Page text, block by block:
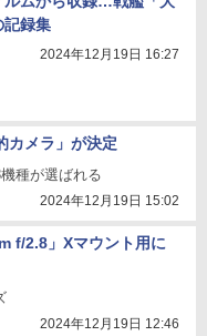
記録集
2024年12月19日 16:27
カメラ」が決定
種が選ばれる
2024年12月19日 15:02
f/2.8」Xマウント用に
2024年12月19日 12:46